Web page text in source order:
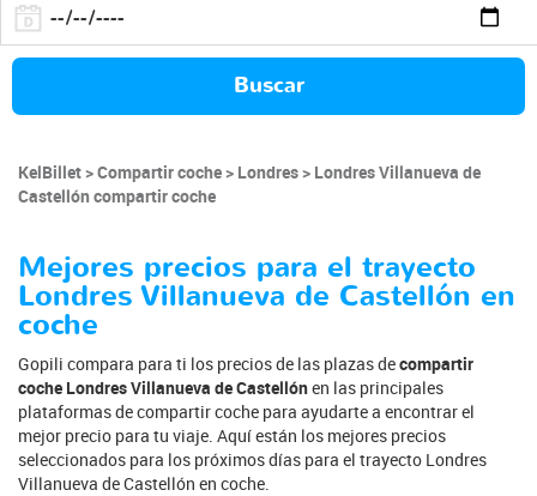
Buscar
KelBillet Compartir coche Londres
Londres Villanueva de
Castellón compartir coche
Mejores precios para el trayecto
Londres Villanueva de Castellón en
coche
Gopili compara para ti los precios de las plazas decompartir
coche Londres Villanueva de Castellónen las principales
plataformas de compartir coche para ayudarte a encontrar el
mejor precio para tu viaje. Aquí están los mejores precios
seleccionados para los próximos días para el trayecto Londres
Villanueva de Castellón en coche.